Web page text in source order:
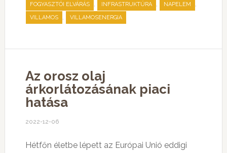
FOGYASZTÓI ELVÁRÁS , INFRASTRUKTÚRA , NAPELEM ,
VILLAMOS , VILLAMOSENERGIA
Az orosz olaj
árkorlátozásának piaci
hatása
2022-12-06
Hétfőn életbe lépett az Európai Unió eddigi